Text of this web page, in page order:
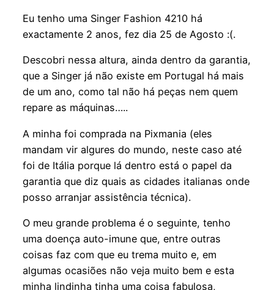
Eu tenho uma Singer Fashion 4210 há
exactamente 2 anos, fez dia 25 de Agosto :(.
Descobri nessa altura, ainda dentro da garantia,
que a Singer já não existe em Portugal há mais
de um ano, como tal não há peças nem quem
repare as máquinas…..
A minha foi comprada na Pixmania (eles
mandam vir algures do mundo, neste caso até
foi de Itália porque lá dentro está o papel da
garantia que diz quais as cidades italianas onde
posso arranjar assistência técnica).
O meu grande problema é o seguinte, tenho
uma doença auto-imune que, entre outras
coisas faz com que eu trema muito e, em
algumas ocasiões não veja muito bem e esta
minha lindinha tinha uma coisa fabulosa,